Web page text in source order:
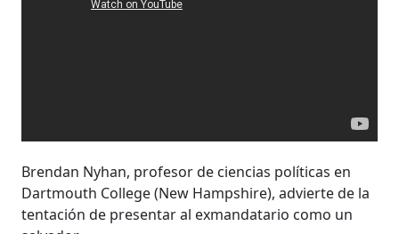
Brendan Nyhan, profesor de ciencias políticas en
Dartmouth College (New Hampshire), advierte de la
tentación de presentar al exmandatario como un